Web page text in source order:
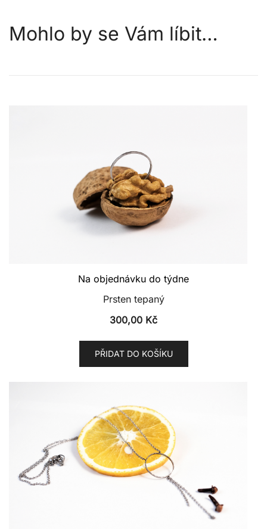
Mohlo by se Vám líbit…
Na objednávku do týdne
Prsten tepaný
300,00 Kč
PŘIDAT DO KOŠÍKU